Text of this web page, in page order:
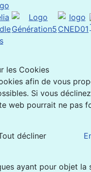
les Cookies
afin de vous
Si vous
web pourrait ne pas
décliner
ayant pour objet la